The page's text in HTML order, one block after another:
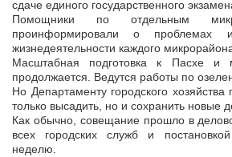
сдаче единого государственного
Помощники по отдельным
проинформировали о проблемах
жизнедеятельности каждого
Масштабная подготовка к Пасхе и
продолжается. Ведутся работы по
Но Департаменту городского хозяйства
только высадить, но и сохранить новые
Как обычно, совещание прошло в
всех городских служб и
неделю.